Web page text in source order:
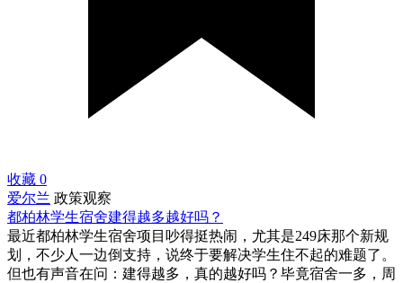
收藏 0
爱尔兰 政策观察
都柏林学生宿舍建得越多越好吗？
最近都柏林学生宿舍项目吵得挺热闹，尤其是249床那个新规
划，不少人一边倒支持，说终于要解决学生住不起的难题了。
但也有声音在问：建得越多，真的越好吗？毕竟宿舍一多，周